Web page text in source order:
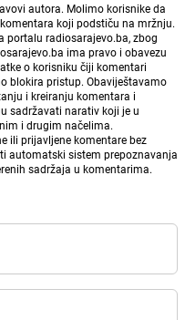
autora. Molimo korisnike da
koji podstiču na mržnju.
portalu radiosarajevo.ba, zbog
ima pravo i obavezu
o korisniku čiji komentari
blokira pristup. Obaviještavamo
i kreiranju komentara i
sadržavati narativ koji je u
i drugim načelima.
ili prijavljene komentare bez
automatski sistem prepoznavanja
sadržaja u komentarima.